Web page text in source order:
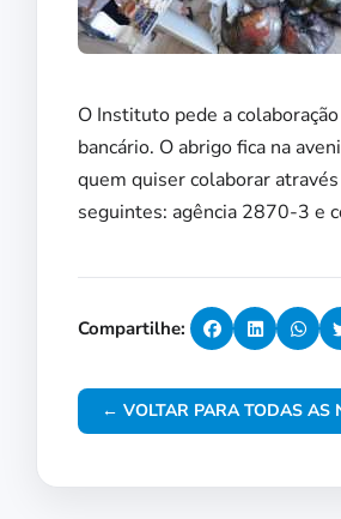
O Instituto pede a
bancário. O abrigo fica na
quem quiser colaborar
seguintes: agência 2870-3 e
Compartilhe:
← VOLTAR PARA TODAS AS